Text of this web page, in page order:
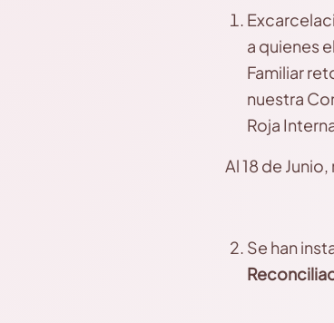
a quienes
Familiar
nuestra
Roja
Al 18 de
Se han